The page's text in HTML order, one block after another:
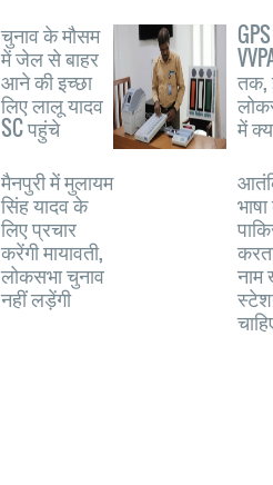
चुनाव के मौसम
में जेल से बाहर
आने की इच्छा
लिए लालू यादव
SC पहुंचे
तक,
में
मैनपुरी में मुलायम
सिंह यादव के
लिए प्रचार
करेंगी मायावती,
लोकसभा चुनाव
नहीं लड़ेंगी
नाम